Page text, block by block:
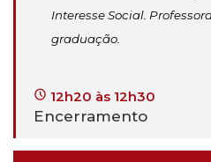
Interesse Social.
graduação.
12h20 às 12h30
Encerramento